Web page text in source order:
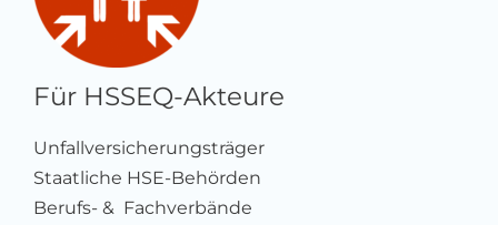
Für HSSEQ-Akteure
Unfallversicherungsträger
Staatliche HSE-Behörden
Berufs- & Fachverbände